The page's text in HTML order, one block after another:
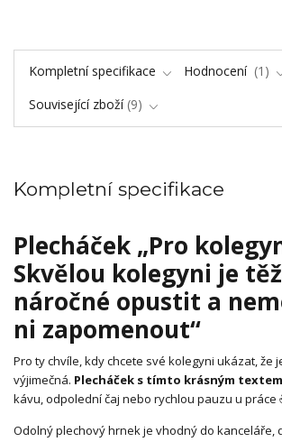
Kompletní specifikace Hodnocení
1
Související zboží 9
Kompletní specifikace
Plecháček „Pro
Skvělou kolegyni je
náročné opustit a
ni zapomenout“
Pro ty chvíle, kdy chcete své kolegyni ukázat, že
výjimečná. Plecháček s tímto krásným textem
kávu, odpolední čaj nebo rychlou pauzu u práce
Odolný plechový hrnek je vhodný do kanceláře,